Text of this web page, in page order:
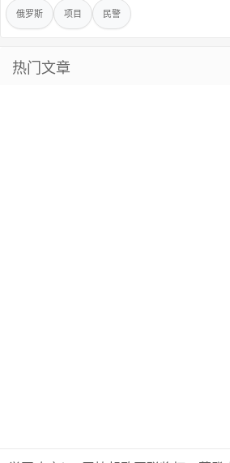
俄罗斯 项目 民警
热门文章